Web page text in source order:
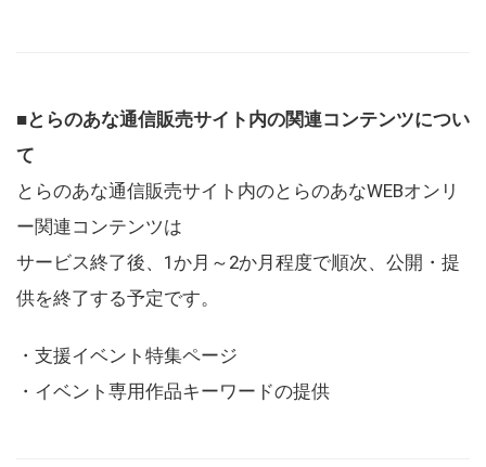
■とらのあな通信販売サイト内の関連コンテンツについ
て
とらのあな通信販売サイト内のとらのあなWEBオンリ
ー関連コンテンツは
サービス終了後、1か月～2か月程度で順次、公開・提
供を終了する予定です。
・支援イベント特集ページ
・イベント専用作品キーワードの提供